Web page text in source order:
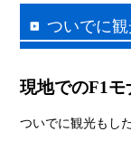
ついでに
現地でのF1
ついでに観光もし